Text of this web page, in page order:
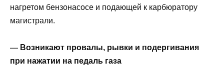
нагретом бензонасосе и подающей к карбюратору
магистрали.
— Возникают провалы, рывки и подергивания
при нажатии на педаль газа